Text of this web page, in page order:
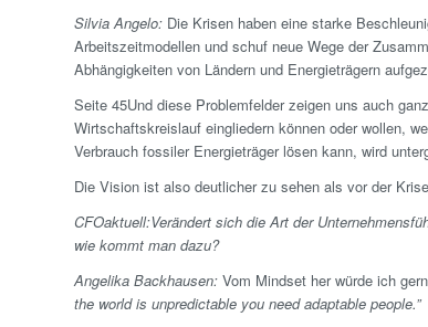
Silvia Angelo: Die Krisen haben eine starke
Arbeitszeitmodellen und schuf neue Wege der
Abhängigkeiten von Ländern und Energieträgern
Seite 45Und diese Problemfelder zeigen uns auch
Wirtschaftskreislauf eingliedern können oder wollen,
Verbrauch fossiler Energieträger lösen kann, wird
Die Vision ist also deutlicher zu sehen als vor der
CFOaktuell:Verändert sich die Art der
wie kommt man dazu?
Angelika Backhausen: Vom Mindset her würde ich
the world is unpredictable you need adaptable people.”